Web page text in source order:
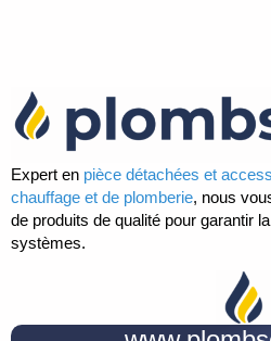
Expert en pièce détachées et
chauffage et de plomberie, nous
de produits de qualité pour garantir
systèmes.